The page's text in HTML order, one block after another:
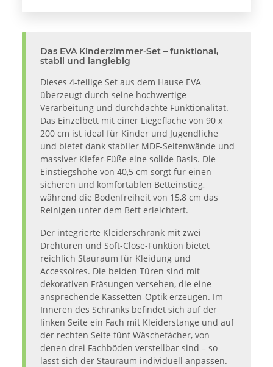
Das EVA Kinderzimmer-Set – funktional,
stabil und langlebig
Dieses 4-teilige Set aus dem Hause EVA
überzeugt durch seine hochwertige
Verarbeitung und durchdachte Funktionalität.
Das Einzelbett mit einer Liegefläche von 90 x
200 cm ist ideal für Kinder und Jugendliche
und bietet dank stabiler MDF-Seitenwände und
massiver Kiefer-Füße eine solide Basis. Die
Einstiegshöhe von 40,5 cm sorgt für einen
sicheren und komfortablen Betteinstieg,
während die Bodenfreiheit von 15,8 cm das
Reinigen unter dem Bett erleichtert.
Der integrierte Kleiderschrank mit zwei
Drehtüren und Soft-Close-Funktion bietet
reichlich Stauraum für Kleidung und
Accessoires. Die beiden Türen sind mit
dekorativen Fräsungen versehen, die eine
ansprechende Kassetten-Optik erzeugen. Im
Inneren des Schranks befindet sich auf der
linken Seite ein Fach mit Kleiderstange und auf
der rechten Seite fünf Wäschefächer, von
denen drei Fachböden verstellbar sind – so
lässt sich der Stauraum individuell anpassen.